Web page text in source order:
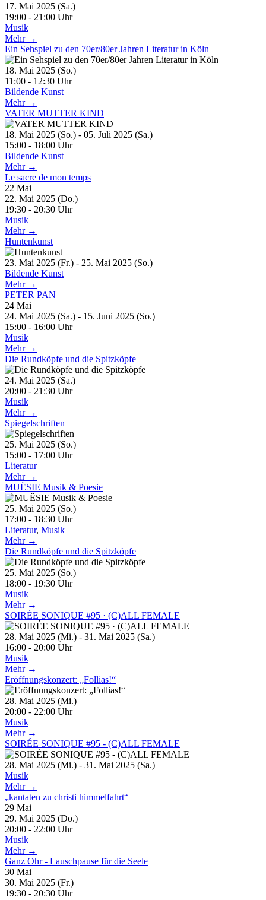
17. Mai 2025 (Sa.)
19:00 - 21:00 Uhr
Musik
Mehr →
Ein Sehspiel zu den 70er/80er Jahren Literatur in Köln
18. Mai 2025 (So.)
11:00 - 12:30 Uhr
Bildende Kunst
Mehr →
VATER MUTTER KIND
18. Mai 2025 (So.) - 05. Juli 2025 (Sa.)
15:00 - 18:00 Uhr
Bildende Kunst
Mehr →
Le sacre de mon temps
22 Mai
22. Mai 2025 (Do.)
19:30 - 20:30 Uhr
Musik
Mehr →
Huntenkunst
23. Mai 2025 (Fr.) - 25. Mai 2025 (So.)
Bildende Kunst
Mehr →
PETER PAN
24 Mai
24. Mai 2025 (Sa.) - 15. Juni 2025 (So.)
15:00 - 16:00 Uhr
Musik
Mehr →
Die Rundköpfe und die Spitzköpfe
24. Mai 2025 (Sa.)
20:00 - 21:30 Uhr
Musik
Mehr →
Spiegelschriften
25. Mai 2025 (So.)
15:00 - 17:00 Uhr
Literatur
Mehr →
MUËSIE Musik & Poesie
25. Mai 2025 (So.)
17:00 - 18:30 Uhr
Literatur, Musik
Mehr →
Die Rundköpfe und die Spitzköpfe
25. Mai 2025 (So.)
18:00 - 19:30 Uhr
Musik
Mehr →
SOIRÉE SONIQUE #95 · (C)ALL FEMALE
28. Mai 2025 (Mi.) - 31. Mai 2025 (Sa.)
16:00 - 20:00 Uhr
Musik
Mehr →
Eröffnungskonzert: „Follias!“
28. Mai 2025 (Mi.)
20:00 - 22:00 Uhr
Musik
Mehr →
SOIRÉE SONIQUE #95 - (C)ALL FEMALE
28. Mai 2025 (Mi.) - 31. Mai 2025 (Sa.)
Musik
Mehr →
„kantaten zu christi himmelfahrt“
29 Mai
29. Mai 2025 (Do.)
20:00 - 22:00 Uhr
Musik
Mehr →
Ganz Ohr - Lauschpause für die Seele
30 Mai
30. Mai 2025 (Fr.)
19:30 - 20:30 Uhr